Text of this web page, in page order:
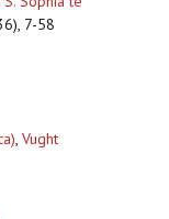
7-58
, Vught